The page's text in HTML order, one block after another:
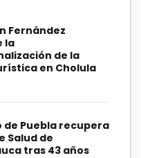
Fernández
la
de la
en Cholula
de Puebla recupera
Salud de
tras 43 años